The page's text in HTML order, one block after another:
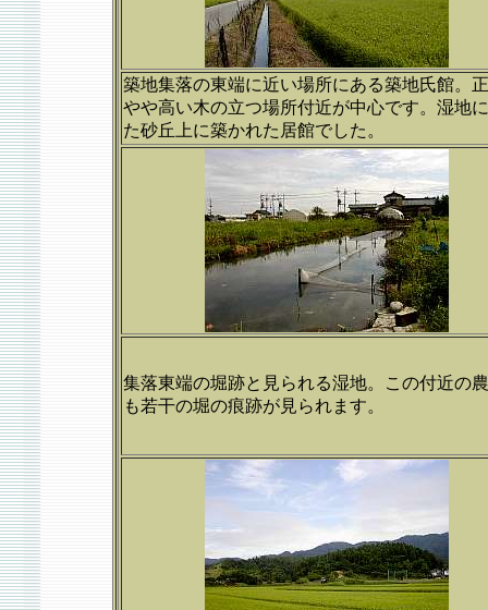
築地集落の東端に近い場所にある築地氏館。
やや高い木の立つ場所付近が中心です。湿地
た砂丘上に築かれた居館でした。
集落東端の堀跡と見られる湿地。この付近の
も若干の堀の痕跡が見られます。